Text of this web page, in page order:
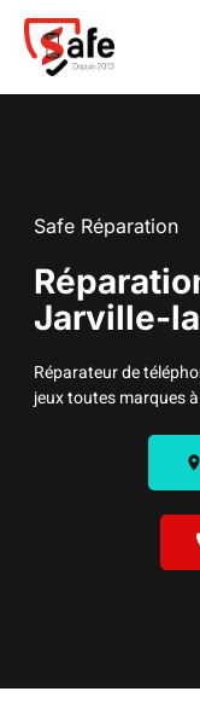
Safe Réparation
Jarville-
Réparateur de
jeux toutes marques